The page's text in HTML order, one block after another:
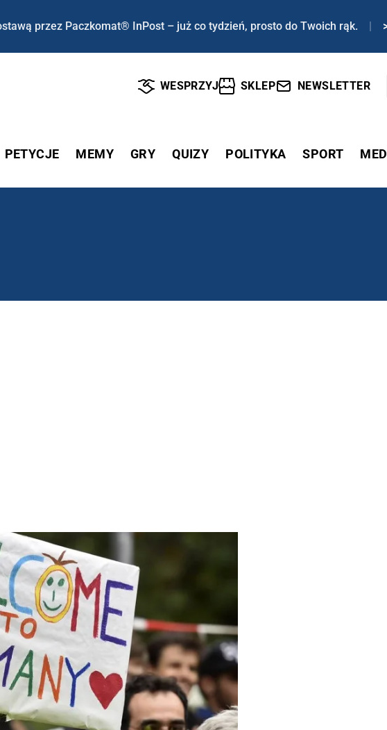
przez Paczkomat® InPost – już co tydzień, prosto do Twoich rąk. |
WESPRZYJ SKLEP NEWSLETTER
PETYCJE MEMY GRY QUIZY POLITYKA SPORT